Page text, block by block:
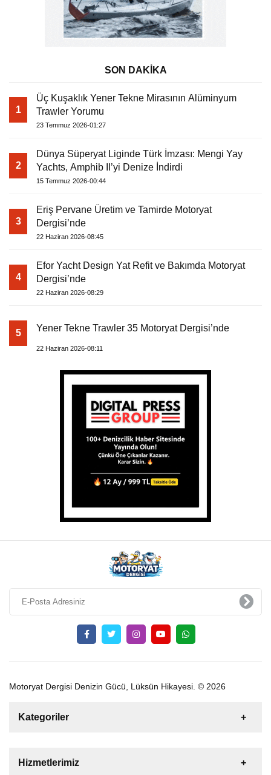
SON DAKİKA
1
Üç Kuşaklık Yener Tekne Mirasının Alüminyum
Trawler Yorumu
23 Temmuz 2026-01:27
2
Dünya Süperyat Liginde Türk İmzası: Mengi Yay
Yachts, Amphib II’yi Denize İndirdi
15 Temmuz 2026-00:44
3
Eriş Pervane Üretim ve Tamirde Motoryat
Dergisi’nde
22 Haziran 2026-08:45
4
Efor Yacht Design Yat Refit ve Bakımda Motoryat
Dergisi’nde
22 Haziran 2026-08:29
5 Yener Tekne Trawler 35 Motoryat Dergisi’nde
22 Haziran 2026-08:11
Motoryat Dergisi Denizin Gücü, Lüksün Hikayesi. © 2026
Kategoriler
Tekne
Hizmetlerimiz